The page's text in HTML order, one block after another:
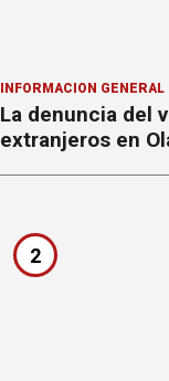
INFORMACION GENERAL
La denuncia del
extranjeros en
2